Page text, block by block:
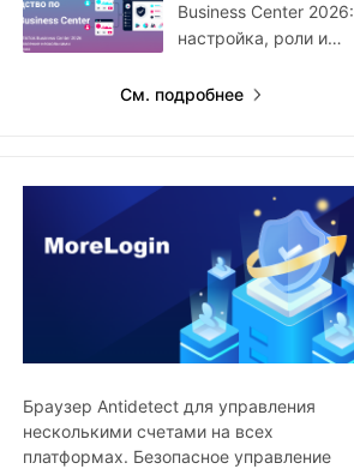
Business Center 2026:
настройка, роли и
См. подробнее
Браузер Antidetect для управления
несколькими счетами на всех
платформах. Безопасное управление